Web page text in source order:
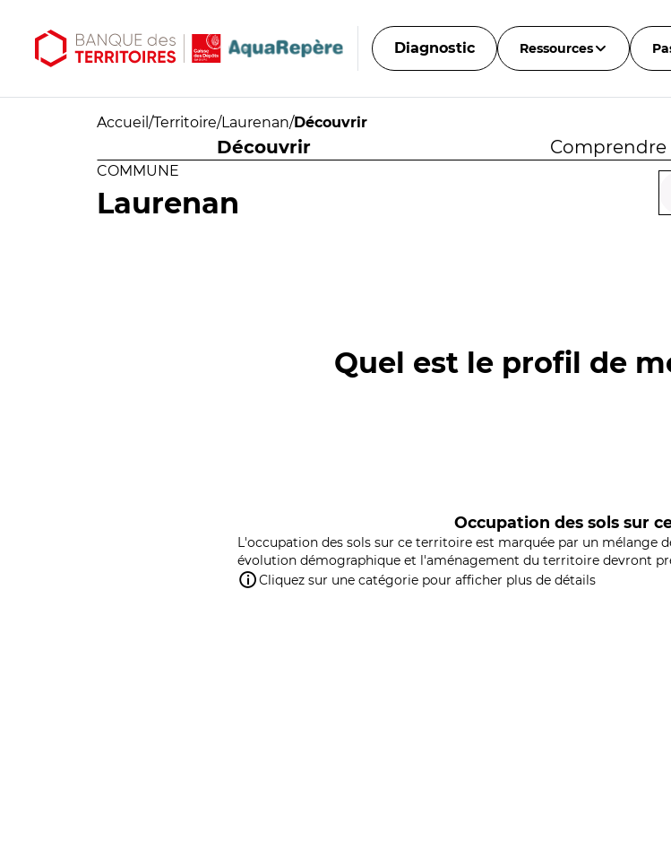
Diagnostic Ressources
Accueil /Territoire/Laurenan/Découvrir
Découvrir Comprendre
COMMUNE
Laurenan
Quel est le profil de
Occupation des sols sur
L'occupation des sols sur ce territoire est marquée par un mélange
évolution démographique et l'aménagement du territoire devront
Cliquez sur une catégorie pour afficher plus de détails